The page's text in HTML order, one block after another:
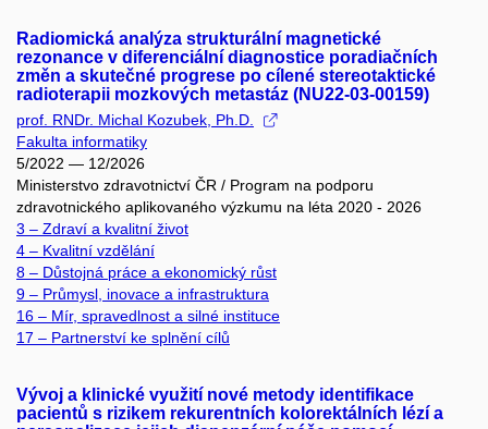
Radiomická analýza strukturální magnetické
rezonance v diferenciální diagnostice poradiačních
změn a skutečné progrese po cílené stereotaktické
radioterapii mozkových metastáz (NU22-03-00159)
prof. RNDr. Michal Kozubek, Ph.D.
Fakulta informatiky
5/2022 — 12/2026
Ministerstvo zdravotnictví ČR / Program na podporu
zdravotnického aplikovaného výzkumu na léta 2020 - 2026
3 – Zdraví a kvalitní život
4 – Kvalitní vzdělání
8 – Důstojná práce a ekonomický růst
9 – Průmysl, inovace a infrastruktura
16 – Mír, spravedlnost a silné instituce
17 – Partnerství ke splnění cílů
Vývoj a klinické využití nové metody identifikace
pacientů s rizikem rekurentních kolorektálních lézí a